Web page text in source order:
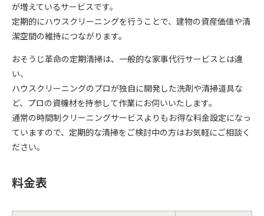
が増えているサービスです。
定期的にハウスクリーニングを行うことで、建物の資産価値や清
潔空間の維持につながります。
おそうじ革命の定期清掃は、一般的な家事代行サービスとは違
い、
ハウスクリーニングのプロが独自に開発した洗剤や清掃道具な
ど、プロの資機材を持参して作業にお伺いいたします。
通常の時間制クリーニングサービスよりもお得な料金設定になっ
ていますので、定期的な清掃をご検討中の方はお気軽にご相談く
ださい。
料金表